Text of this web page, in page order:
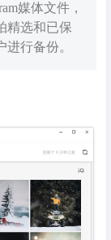
媒体文件，
精选和已保
行备份。